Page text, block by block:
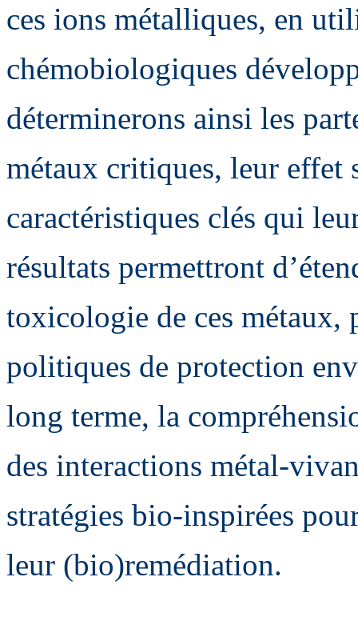
ces ions métalliques, en
chémobiologiques
déterminerons ainsi les
métaux critiques, leur effet
caractéristiques clés qui
résultats permettront
toxicologie de ces métaux,
politiques de protection
long terme, la
des interactions métal-
stratégies bio-inspirées
leur (bio)remédiation.